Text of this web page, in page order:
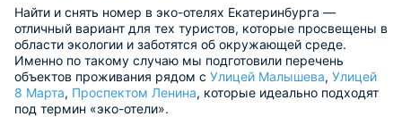
Найти и снять номер в эко-отелях Екатеринбурга —
отличный вариант для тех туристов, которые просвещены в
области экологии и заботятся об окружающей среде.
Именно по такому случаю мы подготовили перечень
объектов проживания рядом с Улицей Малышева, Улицей
8 Марта, Проспектом Ленина, которые идеально подходят
под термин «эко-отели».